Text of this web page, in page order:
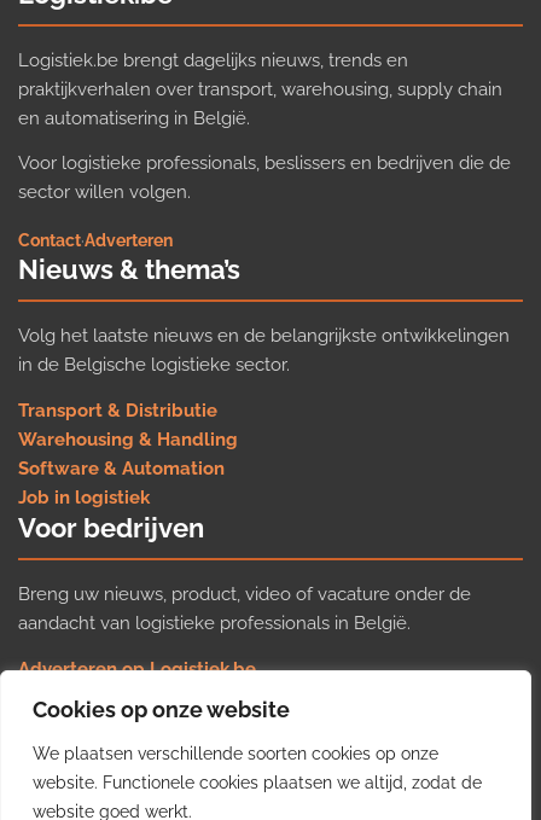
Cookies op onze website
We plaatsen verschillende soorten cookies op onze
website. Functionele cookies plaatsen we altijd, zodat de
website goed werkt.
Logistiek.be brengt dagelijks nieuws, trends en
praktijkverhalen over transport, warehousing, supply chain
en automatisering in België.
Voor logistieke professionals, beslissers en bedrijven die de
sector willen volgen.
Contact·Adverteren
Nieuws & thema’s
Volg het laatste nieuws en de belangrijkste ontwikkelingen
in de Belgische logistieke sector.
Transport & Distributie
Warehousing & Handling
Software & Automation
Job in logistiek
Voor bedrijven
Breng uw nieuws, product, video of vacature onder de
aandacht van logistieke professionals in België.
Adverteren op Logistiek.be
Nieuws insturen
Uw video op Logistiek.TV
Job plaatsen
Gratis wekelijkse update